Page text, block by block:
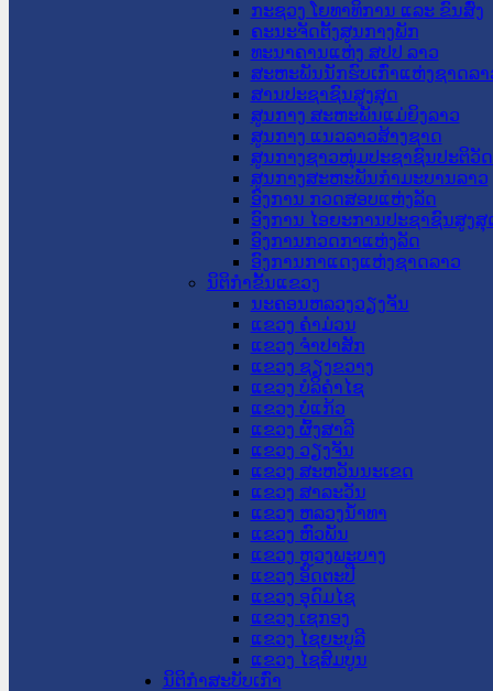
ກະຊວງ ໂຍທາທິການ ແລະ ຂົນສົ່ງ
ຄະນະຈັດຕັ້ງສູນກາງພັກ
ທະນາຄານແຫ່ງ ສປປ ລາວ
ສະຫະພັນນັກຮົບເກົ່າແຫ່ງຊາດລາ
ສານປະຊາຊົນສູງສຸດ
ສູນກາງ ສະຫະພັນແມ່ຍິງລາວ
ສູນກາງ ແນວລາວສ້າງຊາດ
ສູນກາງຊາວໜຸ່ມປະຊາຊົນປະຕິວັ
ສູນກາງສະຫະພັນກຳມະບານລາວ
ອົງການ ກວດສອບແຫ່ງລັດ
ອົງການ ໄອຍະການປະຊາຊົນສູງສຸ
ອົງການກວດກາແຫ່ງລັດ
ອົງການກາແດງແຫ່ງຊາດລາວ
ນິຕິກໍາຂັ້ນແຂວງ
ນະ​ຄອນ​ຫລວງວຽງຈັນ
ແຂວງ ຄໍາມ່ວນ
ແຂວງ ຈໍາປາສັກ
ແຂວງ ຊຽງຂວາງ
ແຂວງ ບໍລິຄໍາໄຊ
ແຂວງ ບໍ່ແກ້ວ
ແຂວງ ຜົ້ງສາລີ
ແຂວງ ວຽງຈັນ
ແຂວງ ສະຫວັນນະເຂດ
ແຂວງ ສາລະວັນ
ແຂວງ ຫລວງນໍ້າທາ
ແຂວງ ຫົວພັນ
ແຂວງ ຫຼວງພະບາງ
ແຂວງ ອັດຕະປື
ແຂວງ ອຸດົມໄຊ
ແຂວງ ເຊກອງ
ແຂວງ ໄຊຍະບູລີ
ແຂວງ ໄຊສົມບູນ
ນິຕິກໍາສະບັບເກົ່າ